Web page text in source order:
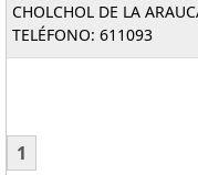
CHOLCHOL DE LA
TELÉFONO: 611093
1